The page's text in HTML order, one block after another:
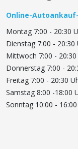
Online-
Montag 7:00 - 20:30
Dienstag 7:00 - 20:30
Mittwoch 7:00 -
Donnerstag 7:00 -
Freitag 7:00 - 20:30
Samstag 8:00 -18:00
Sonntag 10:00 -